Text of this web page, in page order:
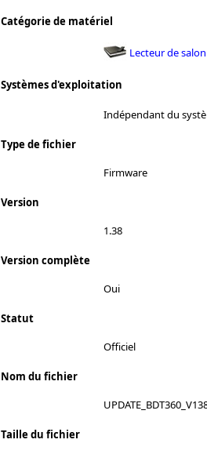
Catégorie de matériel
Lecteur de salon
Systèmes d'exploitation
Indépendant du
Type de fichier
Firmware
Version
1.38
Version complète
Oui
Statut
Officiel
Nom du fichier
Taille du fichier